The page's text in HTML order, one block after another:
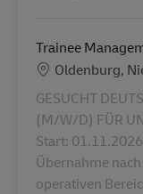
Trainee
Lokalizacja
Oldenburg,
GESUCHT
(M/W/D) FÜR
Start:
Übernahme
operativen